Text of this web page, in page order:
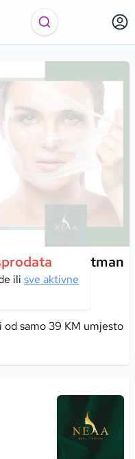
ili sve aktivne
Norel – tretman
postizanje
samo 39 KM umjesto